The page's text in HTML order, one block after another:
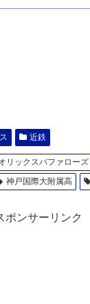
近鉄
リックスバファローズ
神戸国際大附属高
ポンサーリンク